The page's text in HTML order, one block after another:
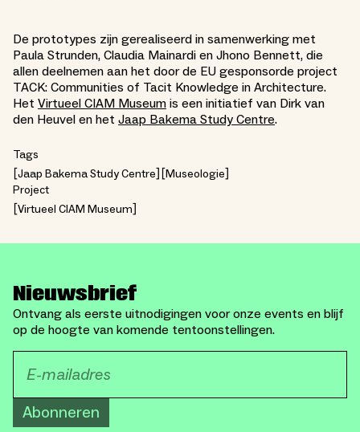
De prototypes zijn gerealiseerd in samenwerking met
Paula Strunden, Claudia Mainardi en Jhono Bennett, die
allen deelnemen aan het door de EU gesponsorde project
TACK: Communities of Tacit Knowledge in Architecture.
Het Virtueel CIAM Museum is een initiatief van Dirk van
den Heuvel en het Jaap Bakema Study Centre.
Tags
Jaap Bakema Study Centre
Museologie
Project
Virtueel CIAM Museum
Nieuwsbrief
Ontvang als eerste uitnodigingen voor onze events en blijf
op de hoogte van komende tentoonstellingen.
Abonneren